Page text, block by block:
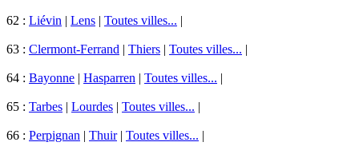
62 : Liévin | Lens | Toutes villes... |
63 : Clermont-Ferrand | Thiers | Toutes villes... |
64 : Bayonne | Hasparren | Toutes villes... |
65 : Tarbes | Lourdes | Toutes villes... |
66 : Perpignan | Thuir| Toutes villes... |